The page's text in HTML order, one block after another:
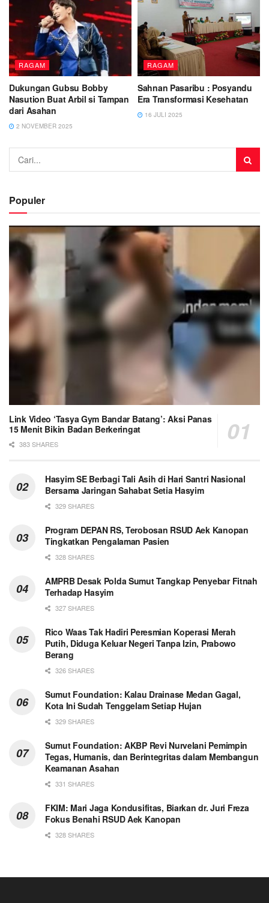
RAGAM
Dukungan Gubsu Bobby
Nasution Buat Arbil si Tampan
dari Asahan
2 NOVEMBER 2025
RAGAM
Sahnan Pasaribu : Posyandu
Era Transformasi Kesehatan
16 JULI 2025
Populer
Link Video ‘Tasya Gym Bandar Batang’: Aksi Panas
15 Menit Bikin Badan Berkeringat
383 SHARES
Hasyim SE Berbagi Tali Asih di Hari Santri Nasional
Bersama Jaringan Sahabat Setia Hasyim
329 SHARES
Program DEPAN RS, Terobosan RSUD Aek Kanopan
Tingkatkan Pengalaman Pasien
328 SHARES
AMPRB Desak Polda Sumut Tangkap Penyebar Fitnah
Terhadap Hasyim
327 SHARES
Rico Waas Tak Hadiri Peresmian Koperasi Merah
Putih, Diduga Keluar Negeri Tanpa Izin, Prabowo
Berang
326 SHARES
Sumut Foundation: Kalau Drainase Medan Gagal,
Kota Ini Sudah Tenggelam Setiap Hujan
329 SHARES
Sumut Foundation: AKBP Revi Nurvelani Pemimpin
Tegas, Humanis, dan Berintegritas dalam Membangun
Keamanan Asahan
331 SHARES
FKIM: Mari Jaga Kondusifitas, Biarkan dr. Juri Freza
Fokus Benahi RSUD Aek Kanopan
328 SHARES